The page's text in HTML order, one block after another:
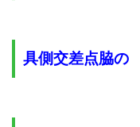
具側交差点脇の